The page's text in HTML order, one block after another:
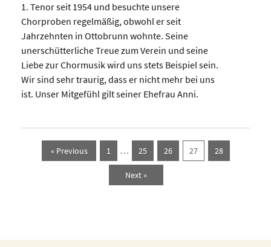
1. Tenor seit 1954 und besuchte unsere
Chorproben regelmäßig, obwohl er seit
Jahrzehnten in Ottobrunn wohnte. Seine
unerschütterliche Treue zum Verein und seine
Liebe zur Chormusik wird uns stets Beispiel sein.
Wir sind sehr traurig, dass er nicht mehr bei uns
ist. Unser Mitgefühl gilt seiner Ehefrau Anni.
« Previous 1 … 25 26 27 28
Next »